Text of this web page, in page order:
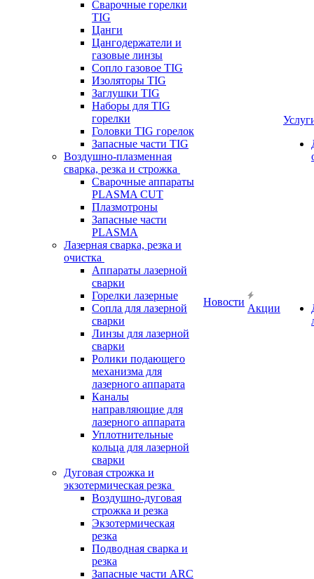
Сварочные горелки
TIG
Цанги
Цангодержатели и
газовые линзы
Сопло газовое TIG
Изоляторы TIG
Заглушки TIG
Наборы для TIG
горелки
Головки TIG горелок
Запасные части TIG
Воздушно-плазменная
сварка, резка и строжка
Сварочные аппараты
PLASMA CUT
Плазмотроны
Запасные части
PLASMA
Лазерная сварка, резка и
очистка
Аппараты лазерной
сварки
Горелки лазерные
Сопла для лазерной
сварки
Линзы для лазерной
сварки
Ролики подающего
механизма для
лазерного аппарата
Каналы
направляющие для
лазерного аппарата
Уплотнительные
кольца для лазерной
сварки
Дуговая строжка и
экзотермическая резка
Воздушно-дуговая
строжка и резка
Экзотермическая
резка
Подводная сварка и
резка
Запасные части ARC
Новости
Акции